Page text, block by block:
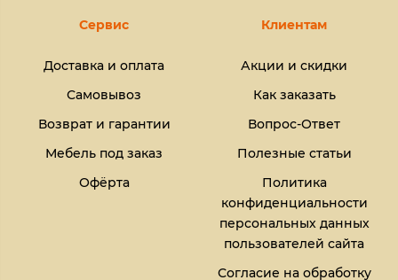
Сервис
Доставка и оплата
Самовывоз
Возврат и гарантии
Мебель под заказ
Офёрта
Клиентам
Акции и скидки
Как заказать
Вопрос-Ответ
Полезные статьи
Политика
конфиденциальности
персональных данных
пользователей сайта
Согласие на обработку